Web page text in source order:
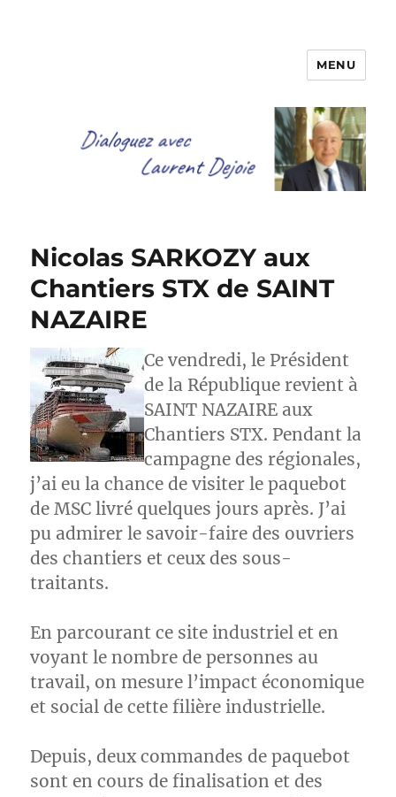
Dialoguez avec Laurent Dejoie
MENU
Nicolas SARKOZY aux
Chantiers STX de SAINT
NAZAIRE
Ce vendredi, le Président
de la République revient à
SAINT NAZAIRE aux
Chantiers STX. Pendant la
campagne des régionales,
j’ai eu la chance de visiter le paquebot
de MSC livré quelques jours après. J’ai
pu admirer le savoir-faire des ouvriers
des chantiers et ceux des sous-
traitants.
En parcourant ce site industriel et en
voyant le nombre de personnes au
travail, on mesure l’impact économique
et social de cette filière industrielle.
Depuis, deux commandes de paquebot
sont en cours de finalisation et des